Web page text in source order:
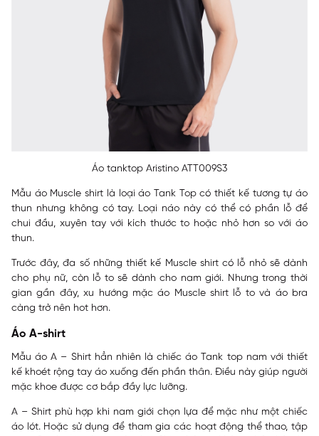
Áo tanktop Aristino ATT009S3
Mẫu áo Muscle shirt là loại áo Tank Top có thiết kế tương tự áo
thun nhưng không có tay. Loại náo này có thể có phần lỗ để
chui đầu, xuyên tay với kích thước to hoặc nhỏ hơn so với áo
thun.
Trước đây, đa số những thiết kế Muscle shirt có lỗ nhỏ sẽ dành
cho phụ nữ, còn lỗ to sẽ dành cho nam giới. Nhưng trong thời
gian gần đây, xu hướng mặc áo Muscle shirt lỗ to và áo bra
càng trở nên hot hơn.
Áo A-shirt
Mẫu áo A – Shirt hẳn nhiên là chiếc áo Tank top nam với thiết
kế khoét rộng tay áo xuống đến phần thân. Điều này giúp người
mặc khoe được cơ bắp đầy lực lưỡng.
A – Shirt phù hợp khi nam giới chọn lựa để mặc như một chiếc
áo lót. Hoặc sử dụng để tham gia các hoạt động thể thao, tập